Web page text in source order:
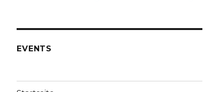
EVENTS